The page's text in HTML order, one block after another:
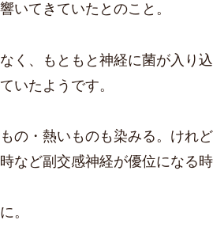
いてきていたとのこと。
なく、もともと神経に菌が入り
いたようです。
の・熱いものも染みる。けれ
など副交感神経が優位になる時
。